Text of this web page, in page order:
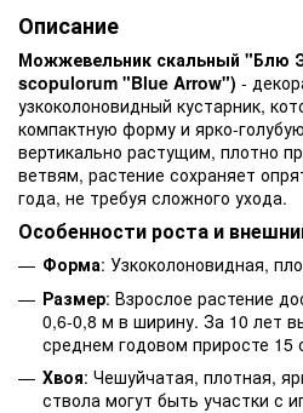
Описание
Можжевельник скальный "Блю
scopulorum "Blue Arrow") -
узкоколоновидный кустарник,
компактную форму и ярко-
вертикально растущим, плотно
ветвям, растение сохраняет
года, не требуя сложного ухода.
Особенности роста и
Форма: Узкоколоновидная,
Размер: Взрослое растение
0,6-0,8 м в ширину. За 10 лет
среднем годовом приросте 15
Хвоя: Чешуйчатая, плотная,
ствола могут быть участки с